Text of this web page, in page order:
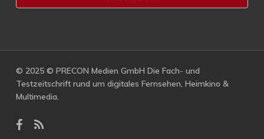
© 2025 © PRECON Medien GmbH Die Fach- und
Testzeitschrift rund um digitales Fernsehen, Heimkino &
Multimedia.
facebook
RSS